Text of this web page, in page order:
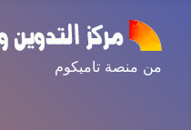
من منصة تاميكوم